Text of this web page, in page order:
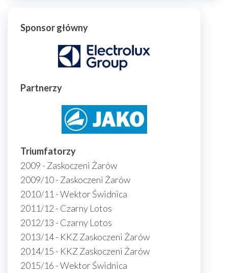
Sponsor główny
Partnerzy
Triumfatorzy
2009 - Zaskoczeni Żarów
2009/10 - Zaskoczeni Żarów
2010/11 - Wektor Świdnica
2011/12 - Czarny Lotos
2012/13 - Czarny Lotos
2013/14 - KKZ Zaskoczeni Żarów
2014/15 - KKZ Zaskoczeni Żarów
2015/16 - Wektor Świdnica